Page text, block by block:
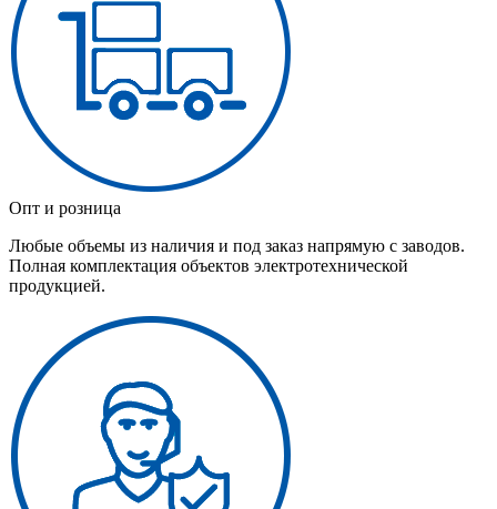
Опт и розница
Любые объемы из наличия и под заказ напрямую с заводов.
Полная комплектация объектов электротехнической
продукцией.